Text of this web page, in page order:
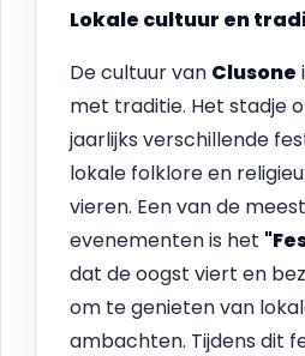
Lokale cultuur en
De cultuur van Clusone
met traditie. Het stadje
jaarlijks verschillende
lokale folklore en
vieren. Een van de
evenementen is het
dat de oogst viert en
om te genieten van
ambachten. Tijdens dit